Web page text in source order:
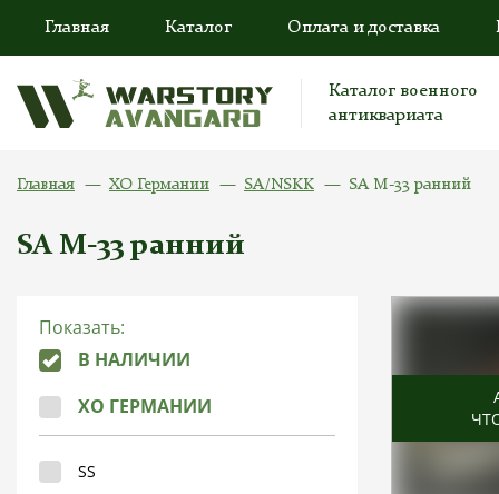
Главная Каталог Оплата и доставка
Каталог военного
антиквариата
Главная ХО Германии SA/NSKK SA M-33 ранний
SA M-33 ранний
Показать:
В НАЛИЧИИ
ХО ГЕРМАНИИ
SS